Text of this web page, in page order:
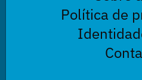
Política de